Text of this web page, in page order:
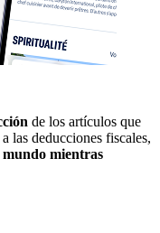
de los artículos que
las deducciones fiscales,
mientras